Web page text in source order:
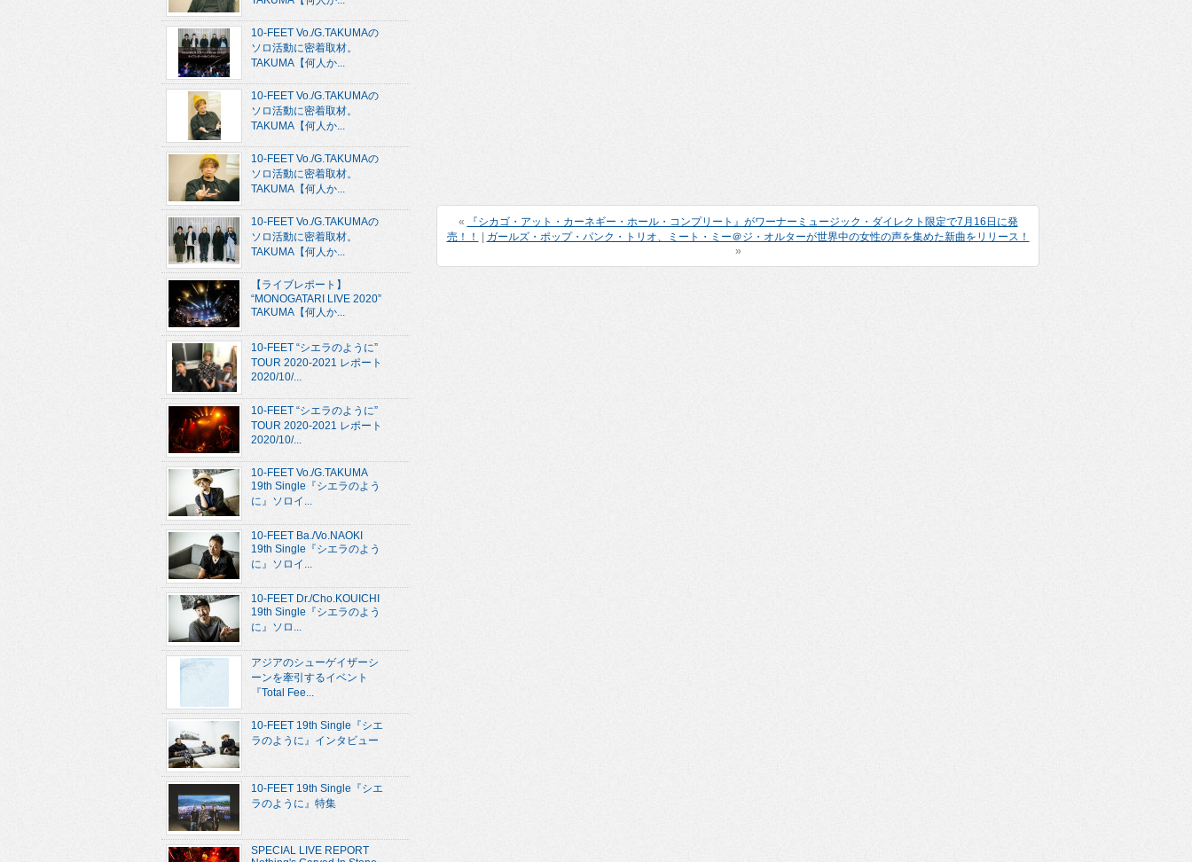
«
『シカゴ・アット・カーネギー・ホール・コンプリート』がワーナーミュージック・ダイレクト限定で7月16日に発
売！！
ガールズ・ポップ・パンク・トリオ、ミート・ミー＠ジ・オルターが世界中の女性の声を集めた新曲をリリース！
»
10-FEET Vo./G.TAKUMAの
ソロ活動に密着取材。
TAKUMA【何人か...
10-FEET Vo./G.TAKUMAの
ソロ活動に密着取材。
TAKUMA【何人か...
10-FEET Vo./G.TAKUMAの
ソロ活動に密着取材。
TAKUMA【何人か...
10-FEET Vo./G.TAKUMAの
ソロ活動に密着取材。
TAKUMA【何人か...
【ライブレポート】
“MONOGATARI LIVE 2020”
TAKUMA【何人か...
10-FEET “シエラのように”
TOUR 2020-2021 レポート
2020/10/...
10-FEET “シエラのように”
TOUR 2020-2021 レポート
2020/10/...
10-FEET Vo./G.TAKUMA
19th Single『シエラのよう
に』ソロイ...
10-FEET Ba./Vo.NAOKI
19th Single『シエラのよう
に』ソロイ...
10-FEET Dr./Cho.KOUICHI
19th Single『シエラのよう
に』ソロ...
アジアのシューゲイザーシ
ーンを牽引するイベント
『Total Fee...
10-FEET 19th Single『シエ
ラのように』インタビュー
10-FEET 19th Single『シエ
ラのように』特集
SPECIAL LIVE REPORT